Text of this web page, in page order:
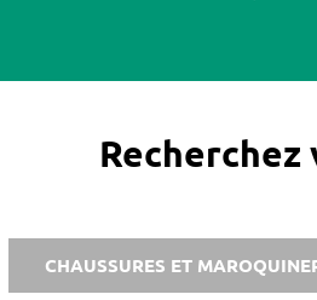
CHAUSSURES ET